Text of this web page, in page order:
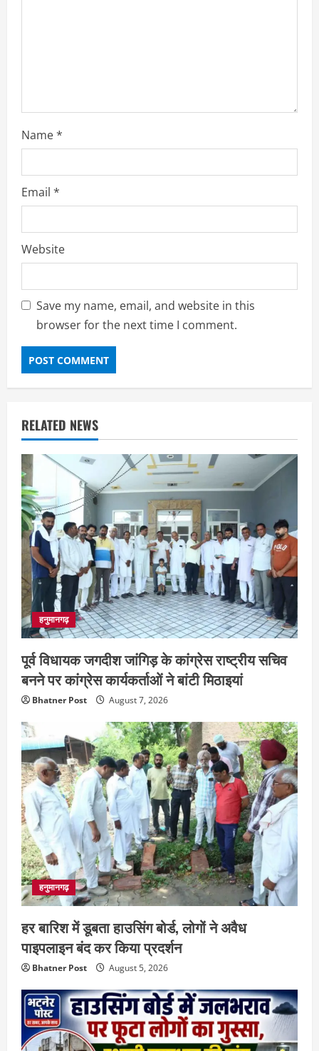
Name*
Email *
Website
Save my name, email, and website in this
browser for the next time I comment.
RELATED NEWS
हनुमानगढ़
पूर्व विधायक जगदीश जांगिड़ के कांग्रेस राष्ट्रीय सचिव
बनने पर कांग्रेस कार्यकर्ताओं ने बांटी मिठाइयां
Bhatner Post August 7, 2026
हनुमानगढ़
हर बारिश में डूबता हाउसिंग बोर्ड, लोगों ने अवैध
पाइपलाइन बंद कर किया प्रदर्शन
Bhatner Post August 5, 2026